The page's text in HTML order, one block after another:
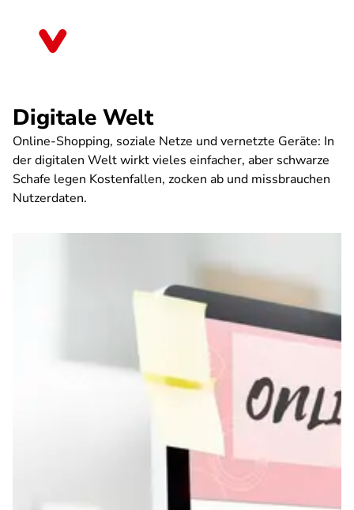
Digitale Welt
Online-Shopping, soziale Netze und vernetzte Geräte: In
der digitalen Welt wirkt vieles einfacher, aber schwarze
Schafe legen Kostenfallen, zocken ab und missbrauchen
Nutzerdaten.